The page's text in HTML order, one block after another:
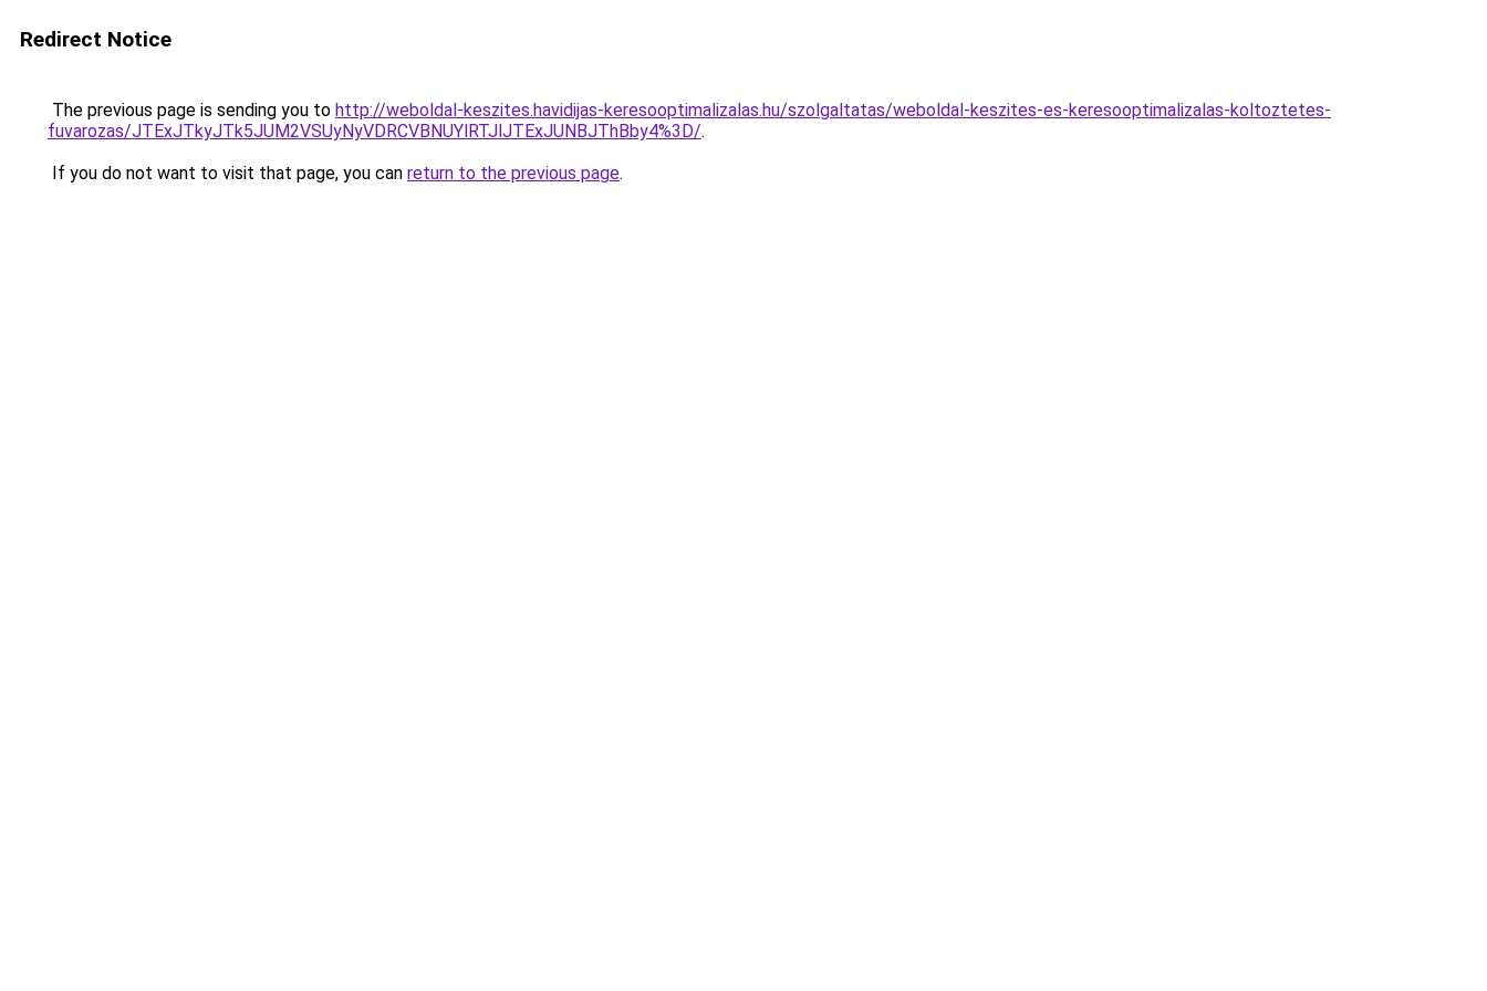
Redirect Notice
The previous page is sending you to http://weboldal-keszites.havidijas-keresooptimalizalas.hu/szolgaltatas/weboldal-keszites-es-keresooptimalizalas-koltoztetes-
fuvarozas/JTExJTkyJTk5JUM2VSUyNyVDRCVBNUYlRTJlJTExJUNBJThBby4%3D/.
If you do not want to visit that page, you can return to the previous page.